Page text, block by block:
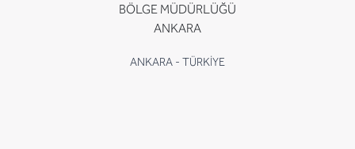
BÖLGE MÜDÜRLÜĞÜ
ANKARA
ANKARA - TÜRKİYE